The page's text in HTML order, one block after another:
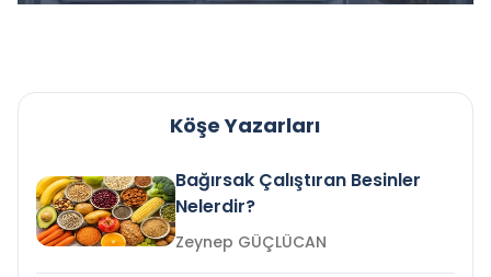
Köşe Yazarları
Bağırsak Çalıştıran Besinler
Nelerdir?
Zeynep GÜÇLÜCAN